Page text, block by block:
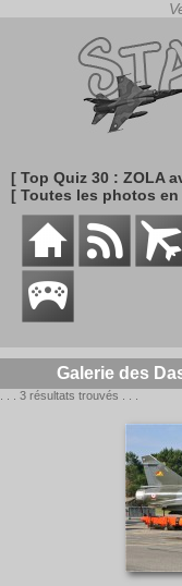
[ Top Quiz 30 : ZOLA
[ Toutes les photos en
Galerie des
. . . 3 résultats trouvés . . .